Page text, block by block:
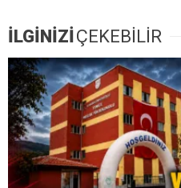
İLGİNİZİ ÇEKEBİLİR